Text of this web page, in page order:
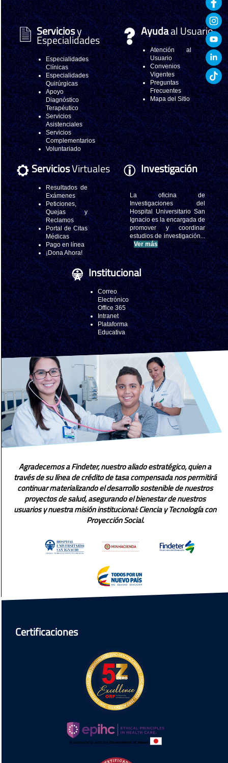
Serviciosy
Especialidades
Especialidades
Clínicas
Especialidades
Quirúrgicas
Apoyo
Diagnóstico
Terapéutico
Servicios
Asistenciales
Servicios
Complementarios
Voluntariado
Ayudaal Usuario
Atención al
Usuario
Convenios
Vigentes
Preguntas
Frecuentes
Mapa del Sitio
ServiciosVirtuales
Resultados de
Exámenes
Peticiones,
Quejas y
Reclamos
Portal de Citas
Médicas
Pago en línea
¡Dona Ahora!
Investigación
La oficina de
Investigaciones del
Hospital Universitario San
Ignacio es la encargada de
promover y coordinar
estudios de investigación...
Ver más
Institucional
Correo
Electrónico
Office 365
Intranet
Plataforma
Educativa
Agradecemos a Findeter, nuestro aliado estratégico, quien a
través de su línea de crédito de tasa compensada nos permitirá
continuar materializando el desarrollo sostenible de nuestros
proyectos de salud, asegurando el bienestar de nuestros
usuarios y nuestra misión institucional: Ciencia y Tecnología con
Proyección Social.
Certificaciones